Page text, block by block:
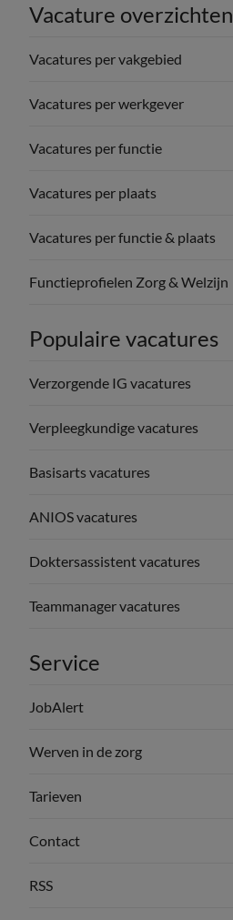
Vacature overzichten
Vacatures per vakgebied
Vacatures per werkgever
Vacatures per functie
Vacatures per plaats
Vacatures per functie & plaats
Functieprofielen Zorg & Welzijn
Populaire vacatures
Verzorgende IG vacatures
Verpleegkundige vacatures
Basisarts vacatures
ANIOS vacatures
Doktersassistent vacatures
Teammanager vacatures
Service
JobAlert
Werven in de zorg
Tarieven
Contact
RSS